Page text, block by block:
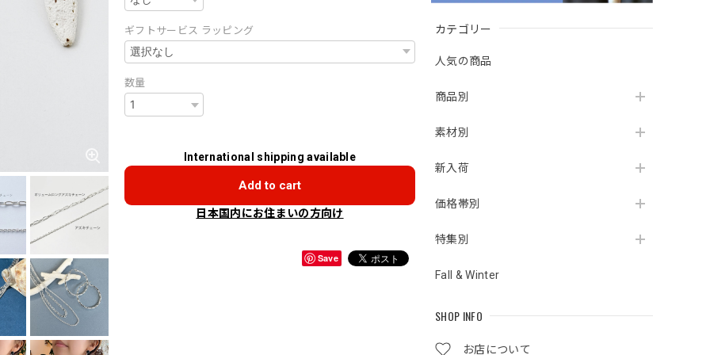
カテゴリー
人気の商品
商品別
素材別
新入荷
価格帯別
特集別
Fall & Winter
SHOP INFO
お店について
ギフトサービス ラッピング
数量
International shipping available
Add to cart
日本国内にお住まいの方向け
Save